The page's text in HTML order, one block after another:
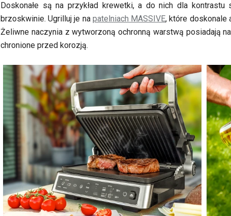
Doskonałe są na przykład krewetki, a do nich dla
brzoskwinie. Ugrilluj je na patelniach MASSIVE, które doskonale
Żeliwne naczynia z wytworzoną ochronną warstwą posiadają
chronione przed korozją.